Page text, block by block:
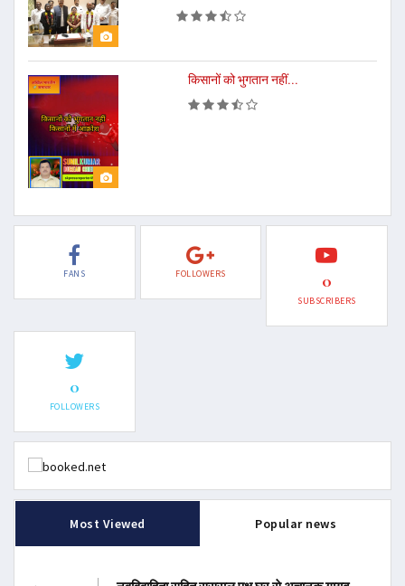
किसानों को भुगतान नहीं...
FANS FOLLOWERS 0
SUBSCRIBERS
0
FOLLOWERS
Most Viewed Popular news